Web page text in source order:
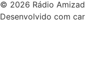
© 2026 Rádio
Desenvolvido com